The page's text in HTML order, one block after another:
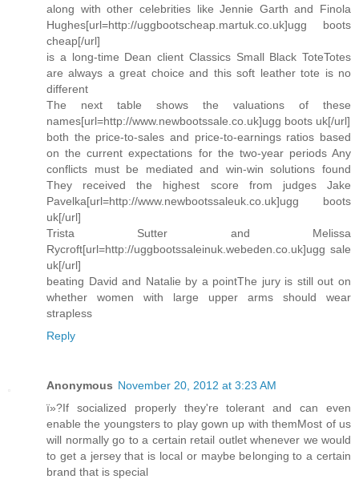
along with other celebrities like Jennie Garth and Finola
Hughes[url=http://uggbootscheap.martuk.co.uk]ugg boots
cheap[/url]
is a long-time Dean client Classics Small Black ToteTotes
are always a great choice and this soft leather tote is no
different
The next table shows the valuations of these
names[url=http://www.newbootssale.co.uk]ugg boots uk[/url]
both the price-to-sales and price-to-earnings ratios based
on the current expectations for the two-year periods Any
conflicts must be mediated and win-win solutions found
They received the highest score from judges Jake
Pavelka[url=http://www.newbootssaleuk.co.uk]ugg boots
uk[/url]
Trista Sutter and Melissa
Rycroft[url=http://uggbootssaleinuk.webeden.co.uk]ugg sale
uk[/url]
beating David and Natalie by a pointThe jury is still out on
whether women with large upper arms should wear
strapless
Reply
Anonymous November 20, 2012 at 3:23 AM
ï»?If socialized properly they're tolerant and can even
enable the youngsters to play gown up with themMost of us
will normally go to a certain retail outlet whenever we would
to get a jersey that is local or maybe belonging to a certain
brand that is special